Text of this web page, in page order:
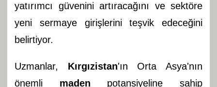
yatırımcı güvenini artıracağını ve sektöre
yeni sermaye girişlerini teşvik edeceğini
belirtiyor.
Uzmanlar, Kırgızistan'ın Orta Asya'nın
önemli maden potansiyeline sahip